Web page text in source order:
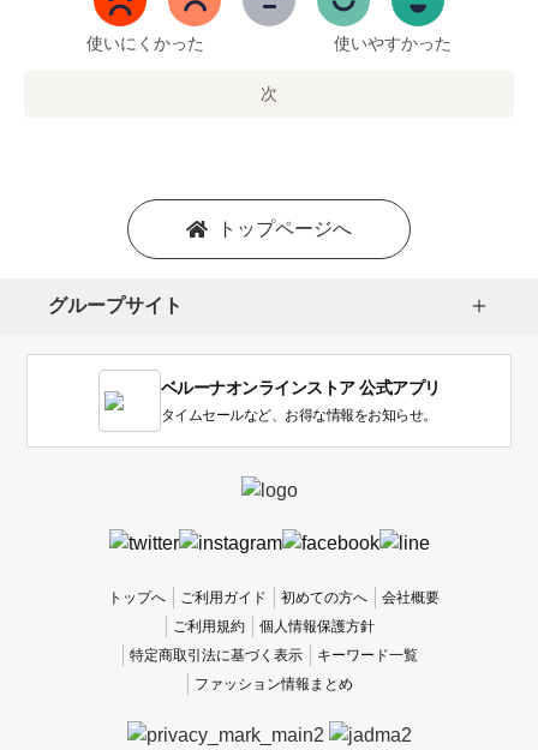
い
使いにくかった 使いやすかった
次
トップページへ
グループサイト
ベルーナオンラインストア 公式アプリ
タイムセールなど、お得な情報をお知らせ。
トップへ ご利用ガイド 初めての方へ
会社概要
ご利用規約
個人情報保護方針
特定商取引法に基づく表示
キーワード一覧
ファッション情報まとめ